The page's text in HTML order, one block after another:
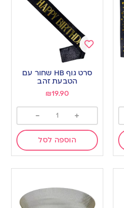
Add
to
wishlist
סרט גוף HB שחור עם
הטבעת זהב
₪19.90
+
-
הוספה לסל